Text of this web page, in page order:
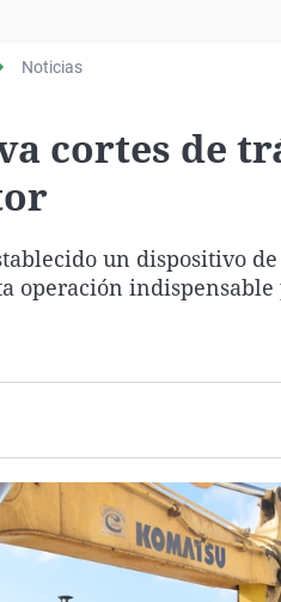
Noticias
cortes de
un dispositivo
operación